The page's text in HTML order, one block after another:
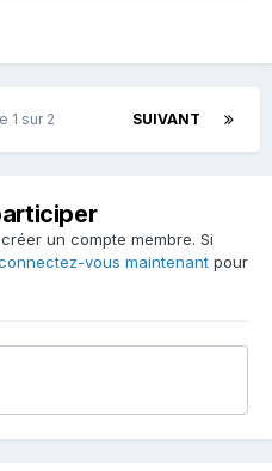
SUIVANT
1 sur 2
un compte membre. Si
vous maintenant pour